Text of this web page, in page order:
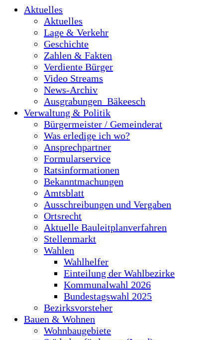
Aktuelles
Aktuelles
Lage & Verkehr
Geschichte
Zahlen & Fakten
Verdiente Bürger
Video Streams
News-Archiv
Ausgrabungen_Bäkeesch
Verwaltung & Politik
Bürgermeister / Gemeinderat
Was erledige ich wo?
Ansprechpartner
Formularservice
Ratsinformationen
Bekanntmachungen
Amtsblatt
Ausschreibungen und Vergaben
Ortsrecht
Aktuelle Bauleitplanverfahren
Stellenmarkt
Wahlen
Wahlhelfer
Einteilung der Wahlbezirke
Kommunalwahl 2026
Bundestagswahl 2025
Bezirksvorsteher
Bauen & Wohnen
Wohnbaugebiete